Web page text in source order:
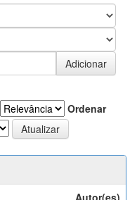
Ordenar
Autor(es)